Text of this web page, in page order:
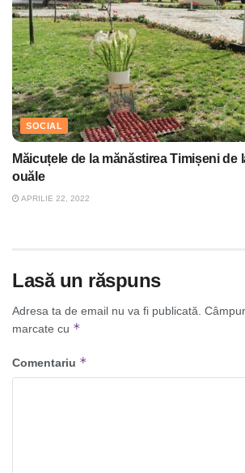
SOCIAL
Măicuțele de la mănăstirea Timișeni de
ouăle
APRILIE 22, 2022
Lasă un răspuns
Adresa ta de email nu va fi publicată.
marcate cu *
Comentariu *